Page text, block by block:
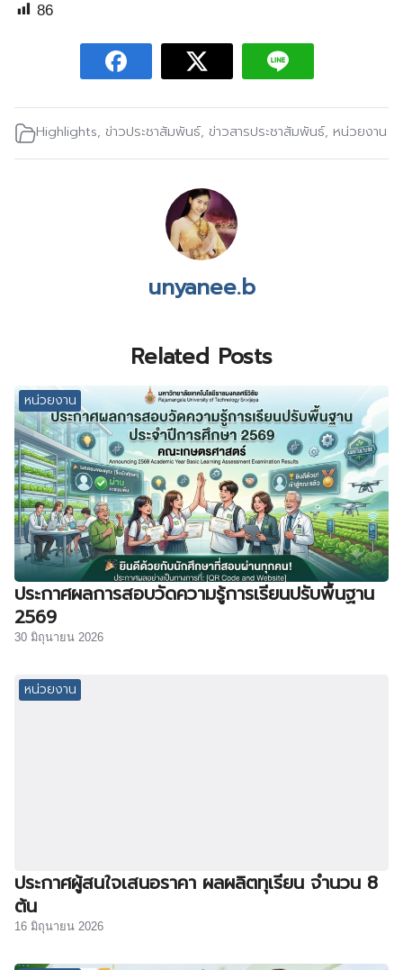
86
Highlights, ข่าวประชาสัมพันธ์, ข่าวสารประชาสัมพันธ์, หน่วยงาน
unyanee.b
Related Posts
หน่วยงาน
ประกาศผลการสอบวัดความรู้การเรียนปรับพื้นฐาน
2569
30 มิถุนายน 2026
หน่วยงาน
ประกาศผู้สนใจเสนอราคา ผลผลิตทุเรียน จำนวน 8
ต้น
16 มิถุนายน 2026